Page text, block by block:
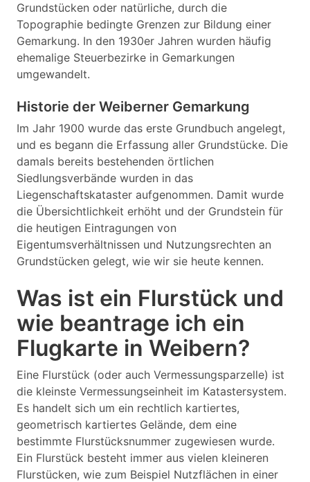
Grundstücken oder natürliche, durch die
Topographie bedingte Grenzen zur Bildung einer
Gemarkung. In den 1930er Jahren wurden häufig
ehemalige Steuerbezirke in Gemarkungen
umgewandelt.
Historie der Weiberner Gemarkung
Im Jahr 1900 wurde das erste Grundbuch angelegt,
und es begann die Erfassung aller Grundstücke. Die
damals bereits bestehenden örtlichen
Siedlungsverbände wurden in das
Liegenschaftskataster aufgenommen. Damit wurde
die Übersichtlichkeit erhöht und der Grundstein für
die heutigen Eintragungen von
Eigentumsverhältnissen und Nutzungsrechten an
Grundstücken gelegt, wie wir sie heute kennen.
Was ist ein Flurstück und
wie beantrage ich ein
Flugkarte in Weibern?
Eine Flurstück (oder auch Vermessungsparzelle) ist
die kleinste Vermessungseinheit im Katastersystem.
Es handelt sich um ein rechtlich kartiertes,
geometrisch kartiertes Gelände, dem eine
bestimmte Flurstücksnummer zugewiesen wurde.
Ein Flurstück besteht immer aus vielen kleineren
Flurstücken, wie zum Beispiel Nutzflächen in einer